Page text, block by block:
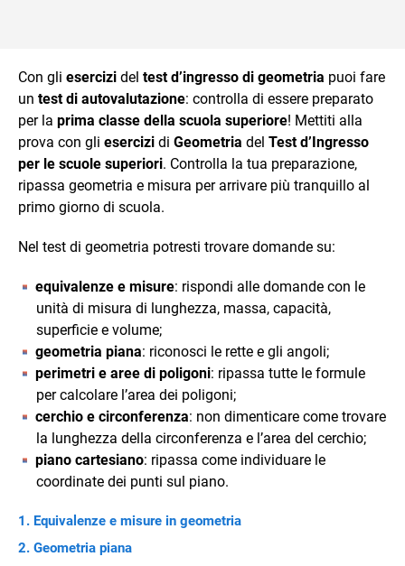
Con gli esercizi del test d’ingresso di geometria puoi fare
un test di autovalutazione: controlla di essere preparato
per la prima classe della scuola superiore! Mettiti alla
prova con gli esercizi di Geometria del Test d’Ingresso
per le scuole superiori. Controlla la tua preparazione,
ripassa geometria e misura per arrivare più tranquillo al
primo giorno di scuola.
Nel test di geometria potresti trovare domande su:
equivalenze e misure: rispondi alle domande con le
unità di misura di lunghezza, massa, capacità,
superficie e volume;
geometria piana: riconosci le rette e gli angoli;
perimetri e aree di poligoni: ripassa tutte le formule
per calcolare l’area dei poligoni;
cerchio e circonferenza: non dimenticare come trovare
la lunghezza della circonferenza e l’area del cerchio;
piano cartesiano: ripassa come individuare le
coordinate dei punti sul piano.
Equivalenze e misure in geometria
Geometria piana